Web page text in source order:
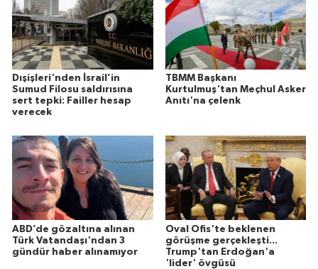
Dışişleri'nden İsrail’in
Sumud Filosu saldırısına
sert tepki: Failler hesap
verecek
TBMM Başkanı
Kurtulmuş'tan Meçhul Asker
Anıtı'na çelenk
ABD’de gözaltına alınan
Türk Vatandaşı'ndan 3
gündür haber alınamıyor
Oval Ofis'te beklenen
görüşme gerçekleşti...
Trump'tan Erdoğan'a
'lider' övgüsü